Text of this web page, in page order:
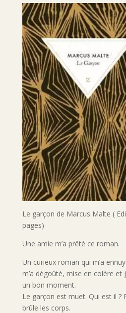
Le garçon de Marcus Malte (
pages)
Une amie m’a prêté ce roman.
Un curieux roman qui m’a
m’a dégoûté, mise en colère
un bon moment.
Le garçon est muet. Qui est il ?
brûle les corps.